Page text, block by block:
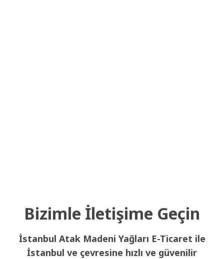
Bizimle İletişime Geçin
İstanbul Atak Madeni Yağları E-Ticaret ile
İstanbul ve çevresine hızlı ve güvenilir